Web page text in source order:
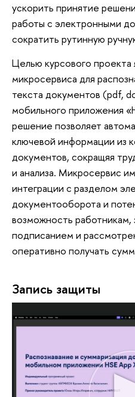
ускорить принятие
работы с электронными
сократить рутинную
Целью курсового проекта
микросервиса для
текста документов (pdf,
мобильного приложения
решение позволяет
ключевой информации из
документов, сокращяя
и анализа. Микросервис
интеграции с разделом
документооборота и
возможность
подписанием и
оперативно получать
Запись защиты